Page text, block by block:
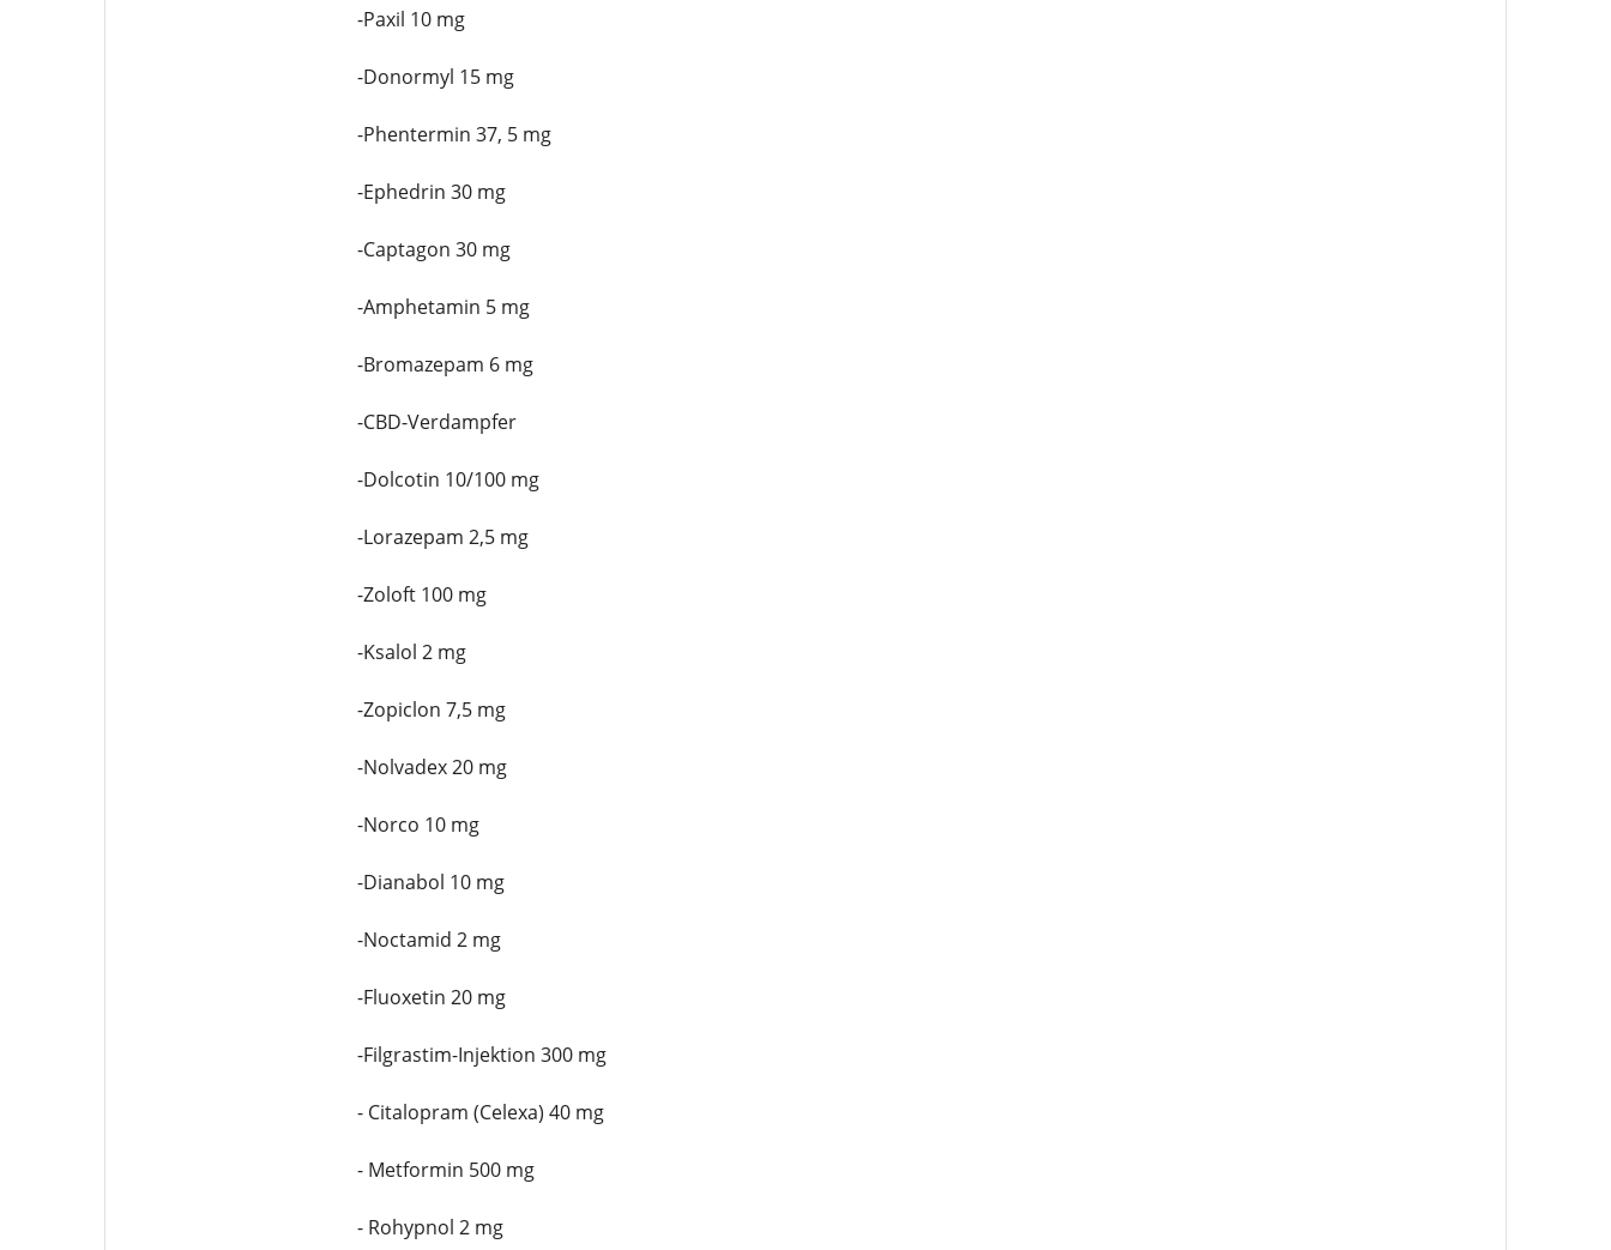
-Paxil 10 mg
-Donormyl 15 mg
-Phentermin 37, 5 mg
-Ephedrin 30 mg
-Captagon 30 mg
-Amphetamin 5 mg
-Bromazepam 6 mg
-CBD-Verdampfer
-Dolcotin 10/100 mg
-Lorazepam 2,5 mg
-Zoloft 100 mg
-Ksalol 2 mg
-Zopiclon 7,5 mg
-Nolvadex 20 mg
-Norco 10 mg
-Dianabol 10 mg
-Noctamid 2 mg
-Fluoxetin 20 mg
-Filgrastim-Injektion 300 mg
- Citalopram (Celexa) 40 mg
- Metformin 500 mg
- Rohypnol 2 mg